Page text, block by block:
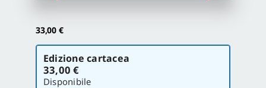
33,00 €
Scegli
versione
Edizione cartacea
33,00 €
Disponibile